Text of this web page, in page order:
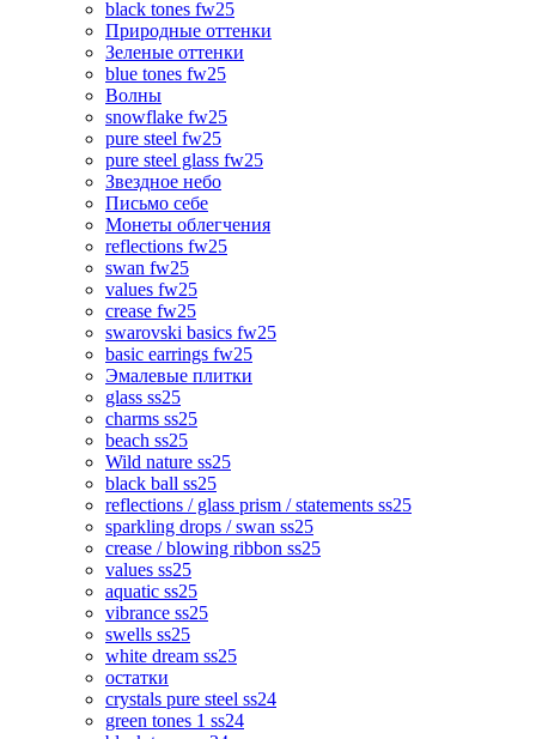
black tones fw25
Природные оттенки
Зеленые оттенки
blue tones fw25
Волны
snowflake fw25
pure steel fw25
pure steel glass fw25
Звездное небо
Письмо себе
Монеты облегчения
reflections fw25
swan fw25
values fw25
crease fw25
swarovski basics fw25
basic earrings fw25
Эмалевые плитки
glass ss25
charms ss25
beach ss25
Wild nature ss25
black ball ss25
reflections / glass prism / statements ss25
sparkling drops / swan ss25
crease / blowing ribbon ss25
values ss25
aquatic ss25
vibrance ss25
swells ss25
white dream ss25
остатки
crystals pure steel ss24
green tones 1 ss24